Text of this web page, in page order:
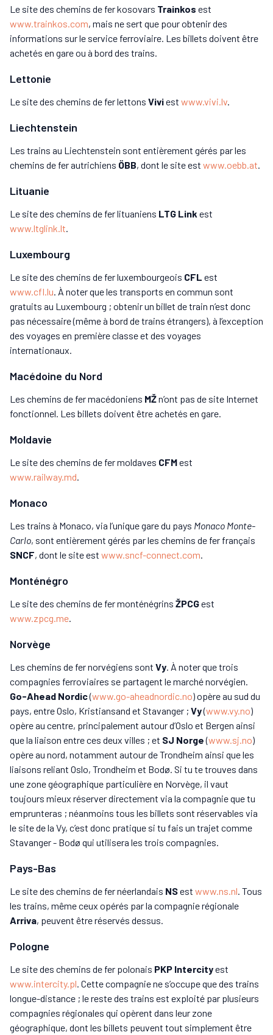
Le site des chemins de fer kosovars Trainkos est
www.trainkos.com, mais ne sert que pour obtenir des
informations sur le service ferroviaire. Les billets doivent être
achetés en gare ou à bord des trains.
Lettonie
Le site des chemins de fer lettons Viviest www.vivi.lv.
Liechtenstein
Les trains au Liechtenstein sont entièrement gérés par les
chemins de fer autrichiens ÖBB, dont le site est www.oebb.at.
Lituanie
Le site des chemins de fer lituaniens LTG Link est
www.ltglink.lt.
Luxembourg
Le site des chemins de fer luxembourgeois CFL est
www.cfl.lu. À noter que les transports en commun sont
gratuits au Luxembourg ; obtenir un billet de train n’est donc
pas nécessaire (même à bord de trains étrangers), à l’exception
des voyages en première classe et des voyages
internationaux.
Macédoine du Nord
Les chemins de fer macédoniens MŽn’ont pas de site Internet
fonctionnel. Les billets doivent être achetés en gare.
Moldavie
Le site des chemins de fer moldaves CFMest
www.railway.md.
Monaco
Les trains à Monaco, via l’unique gare du pays Monaco Monte-
Carlo, sont entièrement gérés par les chemins de fer français
SNCF, dont le site est www.sncf-connect.com.
Monténégro
Le site des chemins de fer monténégrins ŽPCGest
www.zpcg.me.
Norvège
Les chemins de fer norvégiens sont Vy. À noter que trois
compagnies ferroviaires se partagent le marché norvégien.
Go-Ahead Nordic(www.go-aheadnordic.no) opère au sud du
pays, entre Oslo, Kristiansand et Stavanger ; Vy(www.vy.no)
opère au centre, principalement autour d’Oslo et Bergen ainsi
que la liaison entre ces deux villes ; et SJ Norge(www.sj.no)
opère au nord, notamment autour de Trondheim ainsi que les
liaisons reliant Oslo, Trondheim et Bodø. Si tu te trouves dans
une zone géographique particulière en Norvège, il vaut
toujours mieux réserver directement via la compagnie que tu
emprunteras ; néanmoins tous les billets sont réservables via
le site de la Vy, c’est donc pratique si tu fais un trajet comme
Stavanger - Bodø qui utilisera les trois compagnies.
Pays-Bas
Le site des chemins de fer néerlandais NSest www.ns.nl. Tous
les trains, même ceux opérés par la compagnie régionale
Arriva, peuvent être réservés dessus.
Pologne
Le site des chemins de fer polonais PKP Intercityest
www.intercity.pl. Cette compagnie ne s’occupe que des trains
longue-distance ; le reste des trains est exploité par plusieurs
compagnies régionales qui opèrent dans leur zone
géographique, dont les billets peuvent tout simplement être